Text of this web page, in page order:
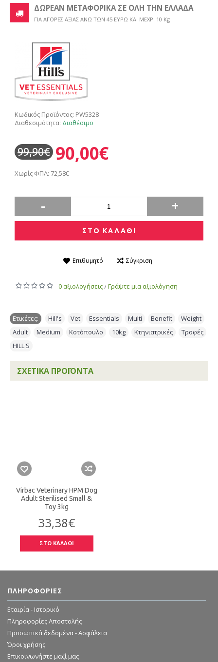
ΔΩΡΕΑΝ ΜΕΤΑΦΟΡΙΚΑ ΣΕ ΟΛΗ ΤΗΝ ΕΛΛΑΔΑ
ΓΙΑ ΑΓΟΡΕΣ ΑΞΙΑΣ ΑΝΩ ΤΩΝ 45 ΕΥΡΩ ΚΑΙ ΜΕΧΡΙ 10 Kg
Κωδικός Προϊόντος: PW5328
Διαθεσιμότητα: Διαθέσιμο
99,90€ 90,00€
Χωρίς ΦΠΑ: 72,58€
- +
ΣΤΟ ΚΑΛΑΘΙ
Επιθυμητό Σύγκριση
0 αξιολογήσεις/Γράψτε μια αξιολόγηση
Ετικέτες: Hill's Vet Essentials Multi Benefit Weight
Adult
Medium Κοτόπουλο 10kg Κτηνιατρικές Τροφές
HILL'S
ΣΧΕΤΙΚΆ ΠΡΟΪΌΝΤΑ
Virbac Veterinary HPM Dog
Adult Sterilised Small &
Toy 3kg
33,38€
ΣΤΟ ΚΑΛΑΘΙ
ΠΛΗΡΟΦΟΡΊΕΣ
Εταιρία - Ιστορικό
Πληροφορίες Αποστολής
Προσωπικά δεδομένα - Ασφάλεια
Όροι χρήσης
Επικοινωνήστε μαζί μας